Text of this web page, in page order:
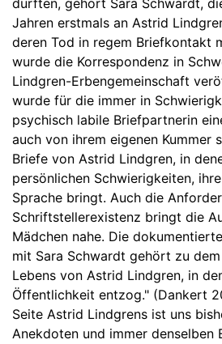
Jahren erstmals an Astrid
deren Tod in regem Briefkontakt
wurde die Korrespondenz in
Lindgren-Erbengemeinschaft
wurde für die immer in
psychisch labile Briefpartnerin
auch von ihrem eigenen Kummer
Briefe von Astrid Lindgren, in
persönlichen Schwierigkeiten,
Sprache bringt. Auch die
Schriftstellerexistenz bringt die
Mädchen nahe. Die
mit Sara Schwardt gehört zu
Lebens von Astrid Lindgren, in
Öffentlichkeit entzog." (Dankert
Seite Astrid Lindgrens ist uns
Anekdoten und immer denselben